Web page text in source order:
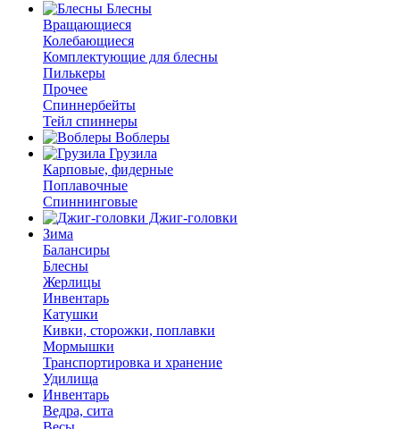
Блесны
Вращающиеся
Колебающиеся
Комплектующие для блесны
Пилькеры
Прочее
Спиннербейты
Тейл спиннеры
Воблеры
Грузила
Карповые, фидерные
Поплавочные
Спиннинговые
Джиг-головки
Зима
Балансиры
Блесны
Жерлицы
Инвентарь
Катушки
Кивки, сторожки, поплавки
Мормышки
Транспортировка и хранение
Удилища
Инвентарь
Ведра, сита